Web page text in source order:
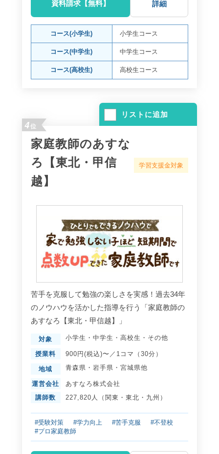
資料請求【無料】 詳細
コース(小学生) 小学生コース
コース(中学生) 中学生コース
コース(高校生) 高校生コース
リストに追加
4位
家庭教師のあすな
ろ【東北・甲信
越】
学習支援金対象
苦手を克服して勉強の楽しさを実感！過去34年
のノウハウを活かした指導を行う「家庭教師の
あすなろ【東北・甲信越】」
対象 小学生 ・ 中学生 ・ 高校生 ・ その他
授業料 900円(税込)〜／1コマ（30分）
地域 青森県 ・ 岩手県 ・ 宮城県他
運営会社
あすなろ株式会社
講師数
227,820人（関東・東北・九州）
#受験対策 #学力向上 #苦手克服
#不登校
#プロ家庭教師